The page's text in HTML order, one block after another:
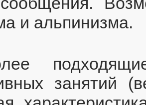
и альпинизма.
занятий